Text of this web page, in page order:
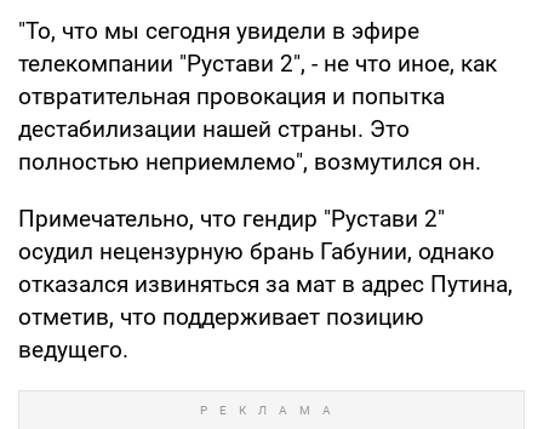
"То, что мы сегодня увидели в эфире
телекомпании "Рустави 2", - не что иное, как
отвратительная провокация и попытка
дестабилизации нашей страны. Это
полностью неприемлемо", возмутился он.
Примечательно, что гендир "Рустави 2"
осудил нецензурную брань Габунии, однако
отказался извиняться за мат в адрес Путина,
отметив, что поддерживает позицию
ведущего.